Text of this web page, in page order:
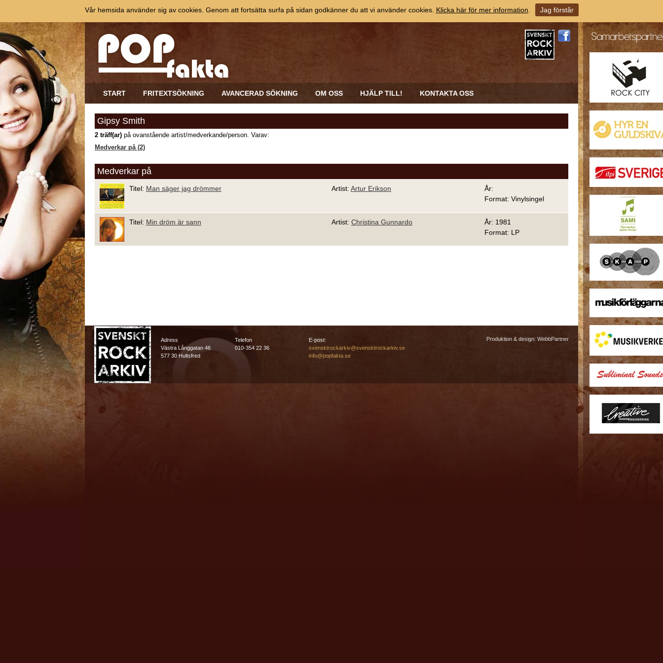
START FRITEXTSÖKNING AVANCERAD SÖKNING OM OSS HJÄLP TILL! KONTAKTA OSS
Gipsy Smith
2 träff(ar) på ovanstående artist/medverkande/person. Varav:
Medverkar på (2)
Medverkar på
Titel: Man säger jag drömmer Artist: Artur Erikson
År:
Format: Vinylsingel
Titel: Min dröm är sann Artist: Christina Gunnardo
År: 1981
Format: LP
Adress
Västra Långgatan 46
577 30 Hultsfred
Telefon
010-354 22 36
E-post:
svensktrockarkiv@svensktrockarkiv.se
info@popfakta.se
Produktion & design: WebbPartner
Vår hemsida använder sig av cookies. Genom att fortsätta surfa på sidan godkänner du att vi använder cookies. Klicka här för mer information Jag förstår